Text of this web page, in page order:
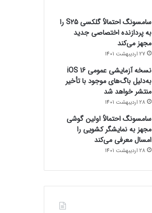
سامسونگ احتمالاً گلکسی S25 را
به پردازنده اختصاصی جدید
مجهز می‌کند
27 اردیبهشت 1401
نسخه آزمایشی عمومی iOS 16
به‌دلیل باگ‌های موجود با تأخیر
منتشر خواهد شد
28 اردیبهشت 1401
سامسونگ احتمالاً اولین گوشی
مجهز به نمایشگر کشویی را
امسال معرفی می‌کند
28 اردیبهشت 1401